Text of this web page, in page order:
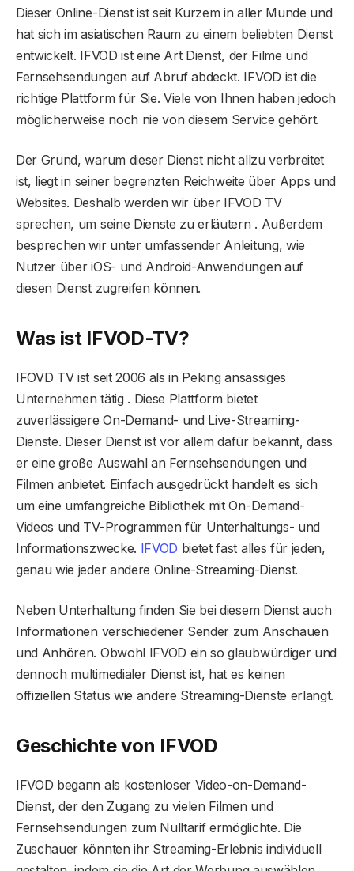
Dieser Online-Dienst ist seit Kurzem in aller Munde und
hat sich im asiatischen Raum zu einem beliebten Dienst
entwickelt. IFVOD ist eine Art Dienst, der Filme und
Fernsehsendungen auf Abruf abdeckt. IFVOD ist die
richtige Plattform für Sie. Viele von Ihnen haben jedoch
möglicherweise noch nie von diesem Service gehört.
Der Grund, warum dieser Dienst nicht allzu verbreitet
ist, liegt in seiner begrenzten Reichweite über Apps und
Websites. Deshalb werden wir über IFVOD TV
sprechen, um seine Dienste zu erläutern . Außerdem
besprechen wir unter umfassender Anleitung, wie
Nutzer über iOS- und Android-Anwendungen auf
diesen Dienst zugreifen können.
Was ist IFVOD-TV?
IFOVD TV ist seit 2006 als in Peking ansässiges
Unternehmen tätig . Diese Plattform bietet
zuverlässigere On-Demand- und Live-Streaming-
Dienste. Dieser Dienst ist vor allem dafür bekannt, dass
er eine große Auswahl an Fernsehsendungen und
Filmen anbietet. Einfach ausgedrückt handelt es sich
um eine umfangreiche Bibliothek mit On-Demand-
Videos und TV-Programmen für Unterhaltungs- und
Informationszwecke. IFVOD bietet fast alles für jeden,
genau wie jeder andere Online-Streaming-Dienst.
Neben Unterhaltung finden Sie bei diesem Dienst auch
Informationen verschiedener Sender zum Anschauen
und Anhören. Obwohl IFVOD ein so glaubwürdiger und
dennoch multimedialer Dienst ist, hat es keinen
offiziellen Status wie andere Streaming-Dienste erlangt.
Geschichte von IFVOD
IFVOD begann als kostenloser Video-on-Demand-
Dienst, der den Zugang zu vielen Filmen und
Fernsehsendungen zum Nulltarif ermöglichte. Die
Zuschauer könnten ihr Streaming-Erlebnis individuell